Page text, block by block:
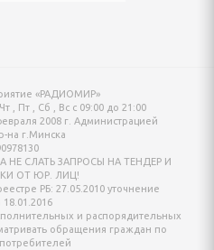
«РАДИОМИР»
, Пт , Сб , Вс c 09:00 до 21:00
2008 г. Администрацией
на г.Минска
НЕ СЛАТЬ ЗАПРОСЫ НА ТЕНДЕР И
ОТ ЮР. ЛИЦ!
РБ: 27.05.2010 уточнение
и распорядительных
обращения граждан по